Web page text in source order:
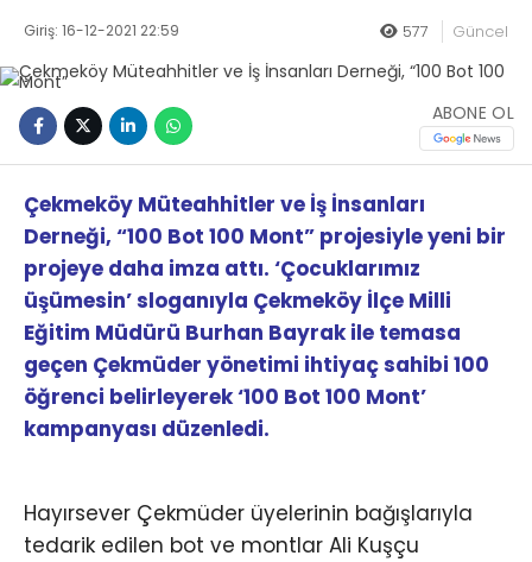
Giriş: 16-12-2021 22:59 577 Güncel
ABONE OL
Çekmeköy Müteahhitler ve İş İnsanları
Derneği, “100 Bot 100 Mont” projesiyle yeni bir
projeye daha imza attı. ‘Çocuklarımız
üşümesin’ sloganıyla Çekmeköy İlçe Milli
Eğitim Müdürü Burhan Bayrak ile temasa
geçen Çekmüder yönetimi ihtiyaç sahibi 100
öğrenci belirleyerek ‘100 Bot 100 Mont’
kampanyası düzenledi.
Hayırsever Çekmüder üyelerinin bağışlarıyla
tedarik edilen bot ve montlar Ali Kuşçu